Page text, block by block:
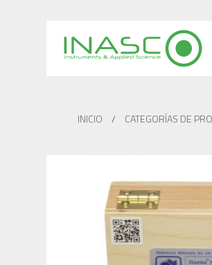
INICIO / CATEGORÍAS DE